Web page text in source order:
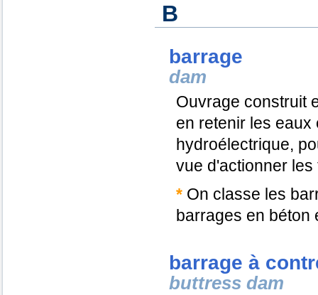
B
barrage
dam
Ouvrage construit
en retenir les eaux
hydroélectrique,
vue d'actionner
* On classe les
barrages en béton
barrage à
buttress dam